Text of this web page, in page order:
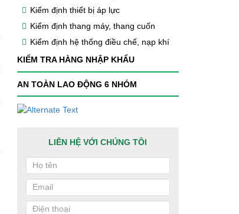
Kiểm định thiết bị áp lực
Kiểm định thang máy, thang cuốn
Kiểm định hệ thống điều chế, nạp khí
KIỂM TRA HÀNG NHẬP KHẨU
AN TOÀN LAO ĐỘNG 6 NHÓM
LIÊN HỆ VỚI CHÚNG TÔI